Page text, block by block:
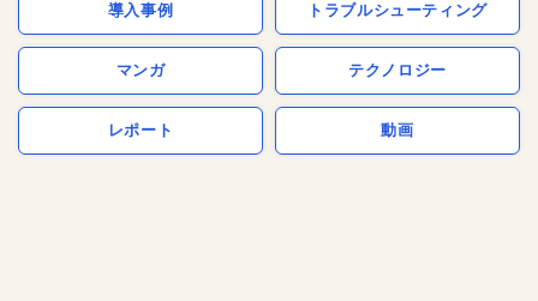
導入事例 トラブルシューティング
マンガ テクノロジー
レポート 動画